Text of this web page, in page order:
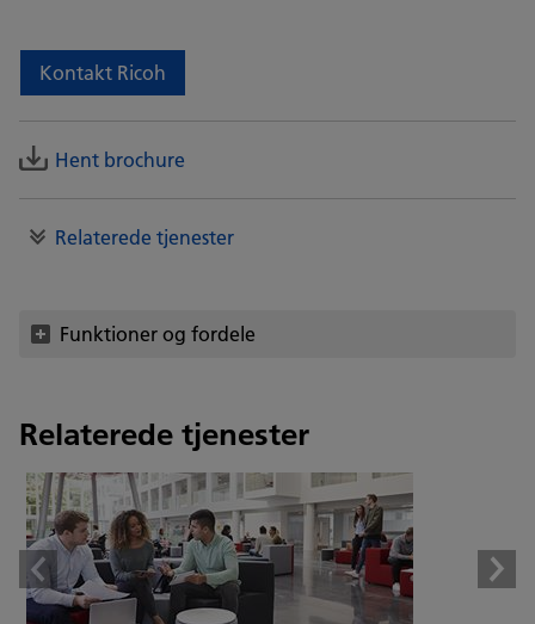
Kontakt Ricoh
Hent brochure
Relaterede tjenester
Funktioner og fordele
Relaterede tjenester